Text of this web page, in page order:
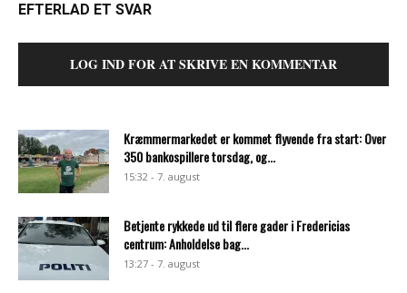
EFTERLAD ET SVAR
LOG IND FOR AT SKRIVE EN KOMMENTAR
Kræmmermarkedet er kommet flyvende fra start: Over
350 bankospillere torsdag, og...
15:32 - 7. august
Betjente rykkede ud til flere gader i Fredericias
centrum: Anholdelse bag...
13:27 - 7. august